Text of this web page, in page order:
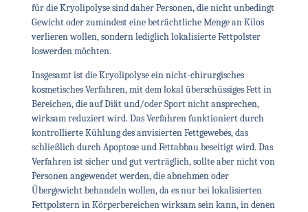
für die Kryolipolyse sind daher Personen, die nicht unbedingt
Gewicht oder zumindest eine beträchtliche Menge an Kilos
verlieren wollen, sondern lediglich lokalisierte Fettpolster
loswerden möchten.
Insgesamt ist die Kryolipolyse ein nicht-chirurgisches
kosmetisches Verfahren, mit dem lokal überschüssiges Fett in
Bereichen, die auf Diät und/oder Sport nicht ansprechen,
wirksam reduziert wird. Das Verfahren funktioniert durch
kontrollierte Kühlung des anvisierten Fettgewebes, das
schließlich durch Apoptose und Fettabbau beseitigt wird. Das
Verfahren ist sicher und gut verträglich, sollte aber nicht von
Personen angewendet werden, die abnehmen oder
Übergewicht behandeln wollen, da es nur bei lokalisierten
Fettpolstern in Körperbereichen wirksam sein kann, in denen